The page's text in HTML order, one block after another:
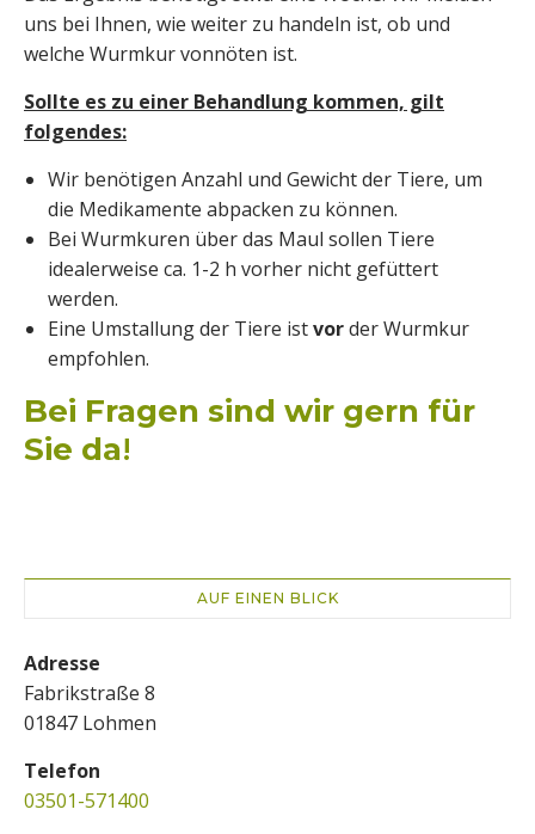
uns bei Ihnen, wie weiter zu handeln ist, ob und
welche Wurmkur vonnöten ist.
Sollte es zu einer Behandlung kommen, gilt
folgendes:
Wir benötigen Anzahl und Gewicht der Tiere, um
die Medikamente abpacken zu können.
Bei Wurmkuren über das Maul sollen Tiere
idealerweise ca. 1-2 h vorher nicht gefüttert
werden.
Eine Umstallung der Tiere istvorder Wurmkur
empfohlen.
Bei Fragen sind wir gern für
Sie da!
AUF EINEN BLICK
Adresse
Fabrikstraße 8
01847 Lohmen
Telefon
03501-571400